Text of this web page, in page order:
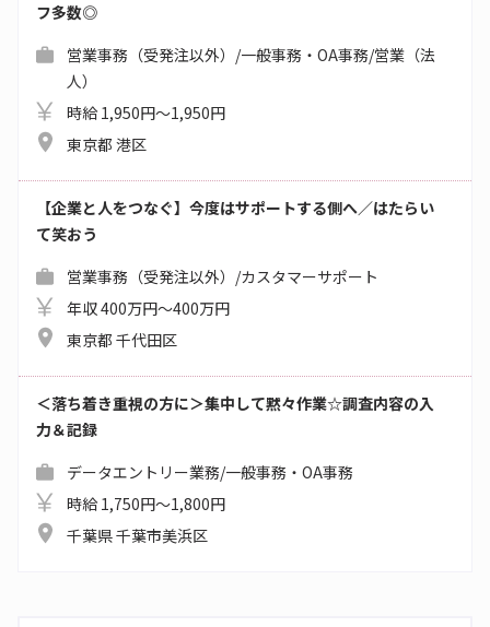
フ多数◎
営業事務（受発注以外）/一般事務・OA事務/営業（法
人）
時給 1,950円～1,950円
東京都 港区
【企業と人をつなぐ】今度はサポートする側へ／はたらい
て笑おう
営業事務（受発注以外）/カスタマーサポート
年収 400万円～400万円
東京都 千代田区
＜落ち着き重視の方に＞集中して黙々作業☆調査内容の入
力＆記録
データエントリー業務/一般事務・OA事務
時給 1,750円～1,800円
千葉県 千葉市美浜区